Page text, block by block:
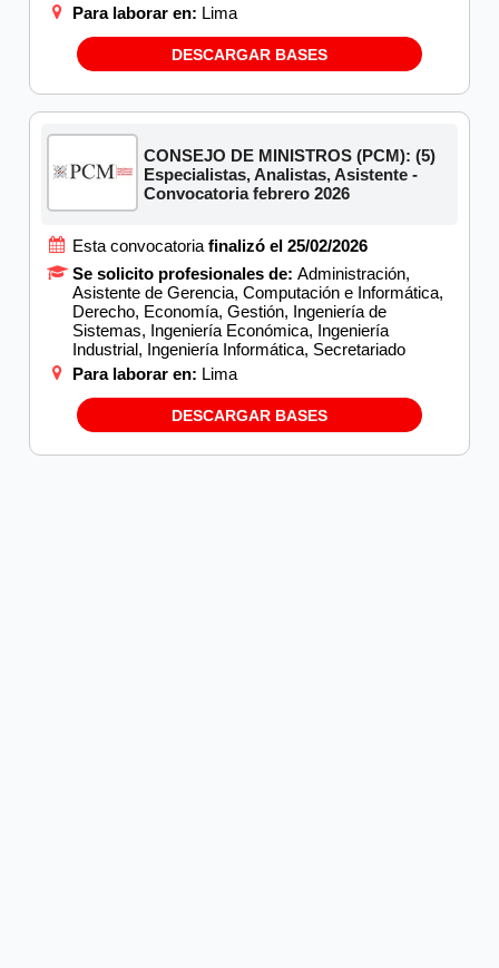
Para laborar en: Lima
DESCARGAR BASES
CONSEJO DE MINISTROS (PCM): (5)
Especialistas, Analistas, Asistente -
Convocatoria febrero 2026
Esta convocatoria finalizó el 25/02/2026
Se solicito profesionales de: Administración,
Asistente de Gerencia, Computación e Informática,
Derecho, Economía, Gestión, Ingeniería de
Sistemas, Ingeniería Económica, Ingeniería
Industrial, Ingeniería Informática, Secretariado
Para laborar en: Lima
DESCARGAR BASES